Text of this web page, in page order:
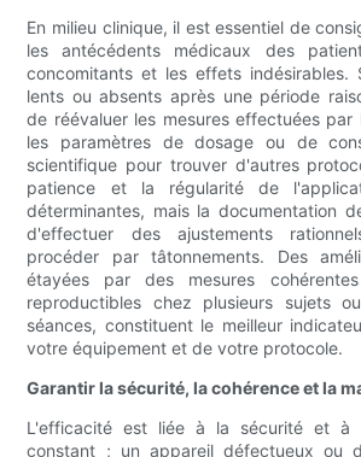
En milieu clinique, il est essentiel de
les antécédents médicaux des
concomitants et les effets indésirables.
lents ou absents après une période
de réévaluer les mesures effectuées
les paramètres de dosage ou de
scientifique pour trouver d'autres
patience et la régularité de
déterminantes, mais la documentation
d'effectuer des ajustements
procéder par tâtonnements. Des
étayées par des mesures
reproductibles chez plusieurs sujets
séances, constituent le meilleur
votre équipement et de votre protocole.
Garantir la sécurité, la cohérence et la
L'efficacité est liée à la sécurité et à
constant ; un appareil défectueux ou